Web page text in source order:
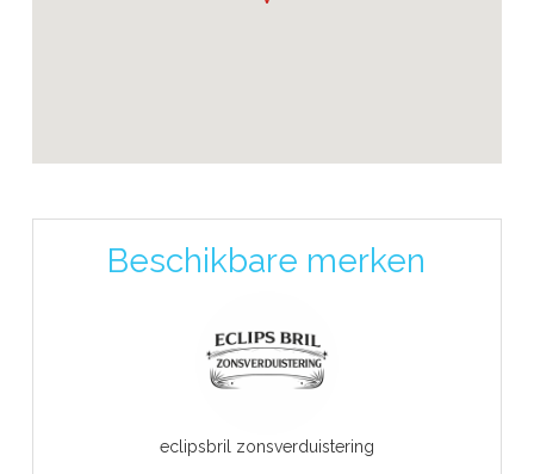
Beschikbare merken
eclipsbril zonsverduistering